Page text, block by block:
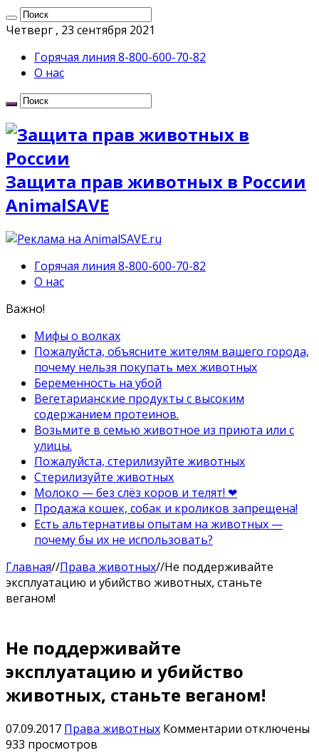
Четверг , 23 сентября 2021
Горячая линия 8-800-600-70-82
О нас
Защита прав животных в России
AnimalSAVE
Горячая линия 8-800-600-70-82
О нас
Важно!
Мифы о волках
Пожалуйста, объясните жителям вашего города,
почему нельзя покупать мех животных
Беременность на убой
Вегетарианские продукты с высоким
содержанием протеинов.
Возьмите в семью животное из приюта или с
улицы.
Пожалуйста, стерилизуйте животных
Стерилизуйте животных
Молоко — без слёз коров и телят! ❤
Продажа кошек, собак и кроликов запрещена!
Есть альтернативы опытам на животных —
почему бы их не использовать?
Главная//Права животных//Не поддерживайте
эксплуатацию и убийство животных, станьте
веганом!
Не поддерживайте
эксплуатацию и убийство
животных, станьте веганом!
07.09.2017 Права животных Комментарии к
отключены
933 просмотров